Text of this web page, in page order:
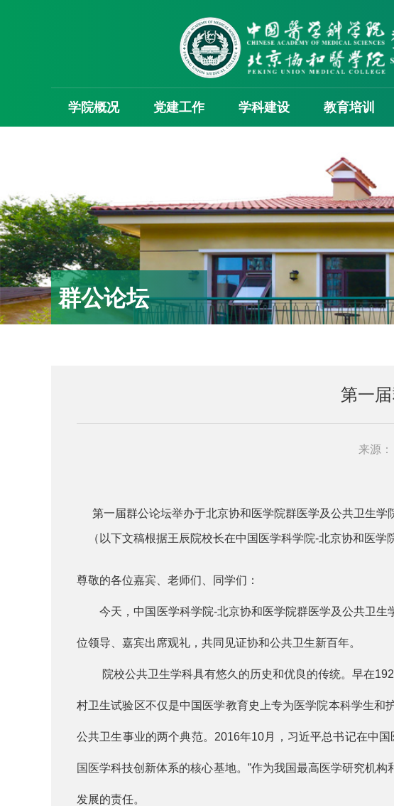
学院概况 党建工作 学科建设 教育培训
群公论坛
第一
来源：
第一届群公论坛举办于北京协和医学院群医学及公共卫生
（以下文稿根据王辰院校长在中国医学科学院-北京协和医学
尊敬的各位嘉宾、老师们、同学们：
今天，中国医学科学院-北京协和医学院群医学及公共卫生
位领导、嘉宾出席观礼，共同见证协和公共卫生新百年。
院校公共卫生学科具有悠久的历史和优良的传统。早在
村卫生试验区不仅是中国医学教育史上专为医学院本科学生
公共卫生事业的两个典范。2016年10月，习近平总书记在中
国医学科技创新体系的核心基地。”作为我国最高医学研究机
发展的责任。